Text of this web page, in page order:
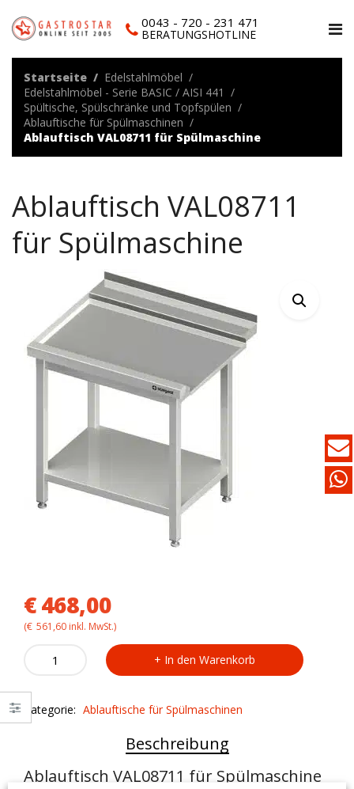
0043 - 720 - 231 471
BERATUNGSHOTLINE
Startseite
Edelstahlmöbel
Edelstahlmöbel - Serie BASIC / AISI 441
Spültische, Spülschränke und Topfspülen
Ablauftische für Spülmaschinen
Ablauftisch VAL08711 für Spülmaschine
Ablauftisch VAL08711
für Spülmaschine
€468,00
(€ 561,60 inkl. MwSt.)
VAL08711
Spülmaschine
quantity
In den Warenkorb
Kategorie: Ablauftische für Spülmaschinen
Beschreibung
Ablauftisch VAL08711 für Spülmaschine